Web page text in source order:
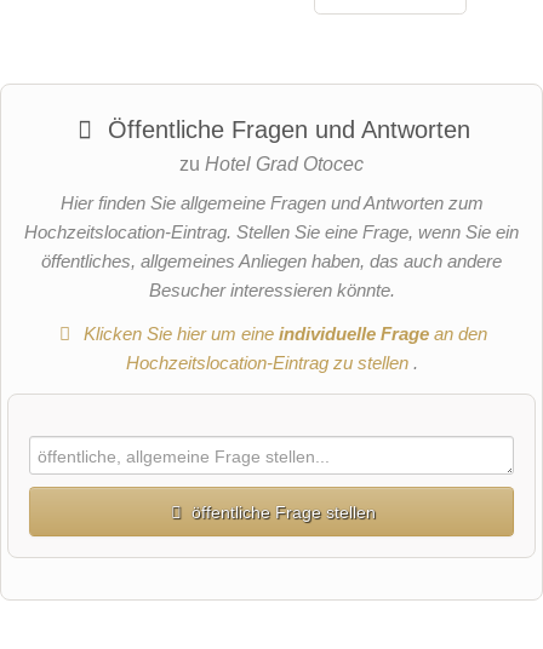
Öffentliche Fragen und Antworten
zu Hotel Grad Otocec
Hier finden Sie allgemeine Fragen und Antworten zum
Hochzeitslocation-Eintrag. Stellen Sie eine Frage, wenn Sie ein
öffentliches, allgemeines Anliegen haben, das auch andere
Besucher interessieren könnte.
Klicken Sie hier um eineindividuelle Frage an den
Hochzeitslocation-Eintrag zu stellen .
öffentliche Frage stellen